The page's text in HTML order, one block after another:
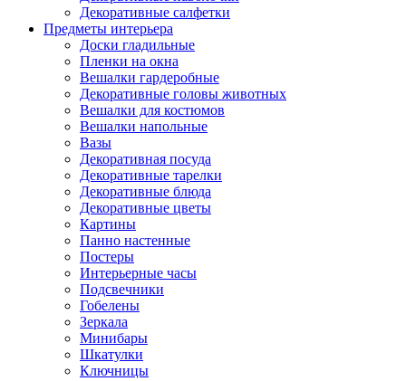
Декоративные салфетки
Предметы интерьера
Доски гладильные
Пленки на окна
Вешалки гардеробные
Декоративные головы животных
Вешалки для костюмов
Вешалки напольные
Вазы
Декоративная посуда
Декоративные тарелки
Декоративные блюда
Декоративные цветы
Картины
Панно настенные
Постеры
Интерьерные часы
Подсвечники
Гобелены
Зеркала
Минибары
Шкатулки
Ключницы